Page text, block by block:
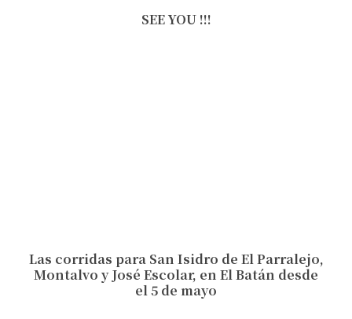
SEE YOU !!!
Las corridas para San Isidro de El Parralejo,
Montalvo y José Escolar, en El Batán desde
el 5 de mayo